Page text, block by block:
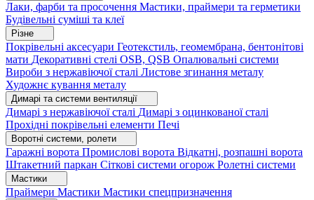
Лаки, фарби та просочення Мастики, праймери та герметики
Будівельні суміші та клеї
Різне
Покрівельні аксесуари Геотекстиль, геомембрана, бентонітові
мати Декоративні стелі OSB, QSB Опалювальні системи
Вироби з нержавіючої сталі Листове згинання металу
Художнє кування металу
Димарі та системи вентиляції
Димарі з нержавіючої сталі Димарі з оцинкованої сталі
Прохідні покрівельні елементи Печі
Воротні системи, ролети
Гаражні ворота Промислові ворота Відкатні, розпашні ворота
Штакетний паркан Сіткові системи огорож Ролетні системи
Мастики
Праймери Мастики Мастики спецпризначення